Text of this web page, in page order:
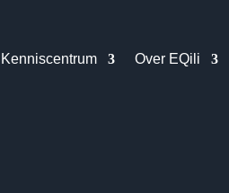
Kenniscentrum Over EQili